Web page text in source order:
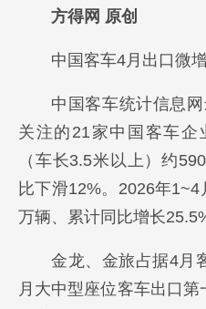
方得网 原创
中国客车4月出口微增
中国客车统计信息
关注的21家中国客车企
（车长3.5米以上）约
比下滑12%。2026年
万辆、累计同比增长
金龙、金旅占据4月
月大中型座位客车出口第